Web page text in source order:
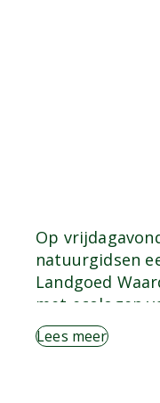
Op
natuurgidsen
Landgoed
met ecologen
Lees meer